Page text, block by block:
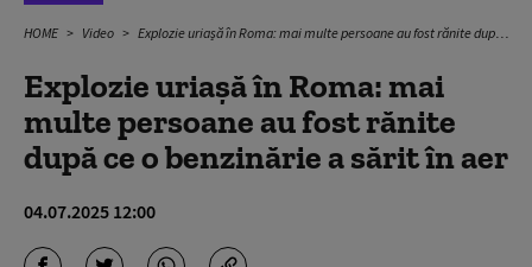
HOME Video Explozie uriașă în Roma: mai multe persoane au fost rănite după ce o benzinărie a sărit în aer
Explozie uriașă în Roma: mai
multe persoane au fost rănite
după ce o benzinărie a sărit în aer
04.07.2025 12:00